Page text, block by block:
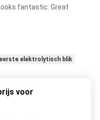
fantastic. Great
eerste elektrolytisch blik
voor